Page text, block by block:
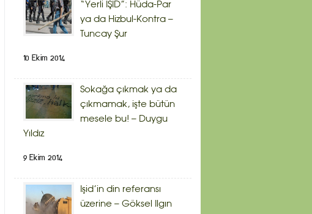
“Yerli IŞİD”: Hüda-Par
ya da Hizbul-Kontra –
Tuncay Şur
10 Ekim 2014
Sokağa çıkmak ya da
çıkmamak, işte bütün
mesele bu! – Duygu
Yıldız
9 Ekim 2014
Işid’in din referansı
üzerine – Göksel Ilgın